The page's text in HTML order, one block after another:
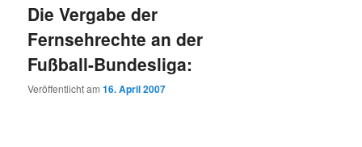
Die Vergabe der
Fernsehrechte an der
Fußball-Bundesliga:
Veröffentlicht am16. April 2007